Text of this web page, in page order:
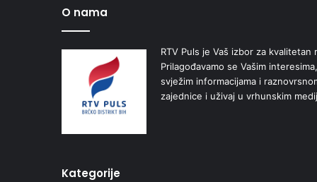
O nama
RTV Puls je Vaš izbor za
Prilagođavamo se Vašim
svježim informacijama i
zajednice i uživaj u vrhunskim
Kategorije